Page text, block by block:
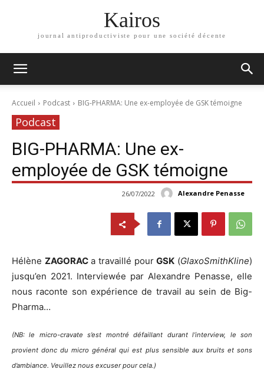
Kairos
journal antiproductiviste pour une société décente
Accueil Podcast BIG-PHARMA: Une ex-employée de GSK témoigne
Podcast
BIG-PHARMA: Une ex-
employée de GSK témoigne
Alexandre Penasse
26/07/2022
Hélène ZAGORACa travaillé pourGSK (GlaxoSmithKline)
jusqu’en 2021. Interviewée par Alexandre Penasse, elle
nous raconte son expérience de travail au sein de Big-
Pharma…
(NB: le micro-cravate s’est montré défaillant durant l’interview, le son
provient donc du micro général qui est plus sensible aux bruits et sons
d’ambiance. Veuillez nous excuser pour cela.)